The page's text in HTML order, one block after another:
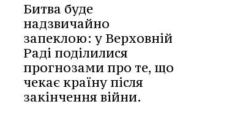
Битва буде
надзвичайно
запеклою: у Верховній
Раді поділилися
прогнозами про те, що
чекає країну після
закінчення війни.